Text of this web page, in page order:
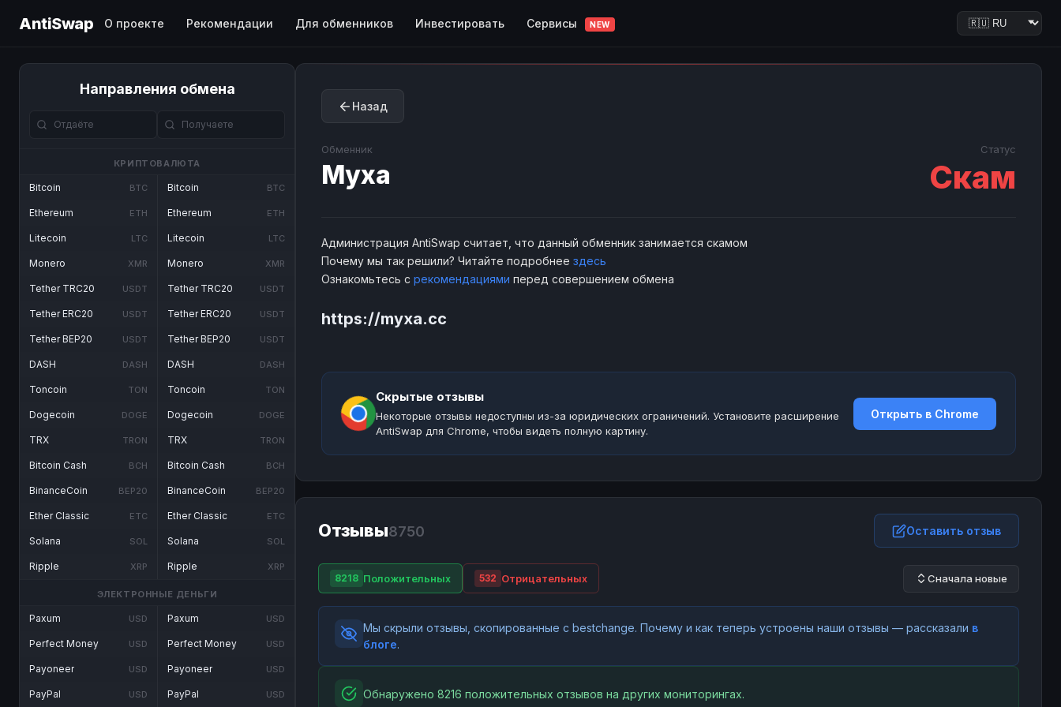
AntiSwap О проекте Рекомендации Для обменников Инвестировать Сервисы NEW
Направления обмена
КРИПТОВАЛЮТА
Bitcoin BTC
Ethereum ETH
Litecoin LTC
Monero XMR
Tether TRC20 USDT
Tether ERC20 USDT
Tether BEP20 USDT
DASH DASH
Toncoin TON
Dogecoin DOGE
TRX TRON
Bitcoin Cash BCH
BinanceCoin BEP20
Ether Classic ETC
Solana SOL
Ripple XRP
Bitcoin BTC
Ethereum ETH
Litecoin LTC
Monero XMR
Tether TRC20 USDT
Tether ERC20 USDT
Tether BEP20 USDT
DASH DASH
Toncoin TON
Dogecoin DOGE
TRX TRON
Bitcoin Cash BCH
BinanceCoin BEP20
Ether Classic ETC
Solana SOL
Ripple XRP
ЭЛЕКТРОННЫЕ ДЕНЬГИ
Paxum USD
Perfect Money USD
Payoneer USD
PayPal USD
Paxum USD
Perfect Money USD
Payoneer USD
PayPal USD
Назад
Обменник
Муха
Статус
Скам
Администрация AntiSwap считает, что данный обменник занимается скамом
Почему мы так решили? Читайте подробнее здесь
Ознакомьтесь с рекомендациями перед совершением обмена
https://myxa.cc
Скрытые отзывы
Некоторые отзывы недоступны из-за юридических ограничений. Установите расширение
AntiSwap для Chrome, чтобы видеть полную картину.
Открыть в Chrome
Отзывы8750 Оставить отзыв
8218 Положительных 532 Отрицательных Сначала новые
Мы скрыли отзывы, скопированные с bestchange. Почему и как теперь устроены наши отзывы — рассказали в
блоге.
Обнаружено 8216 положительных отзывов на других мониторингах.